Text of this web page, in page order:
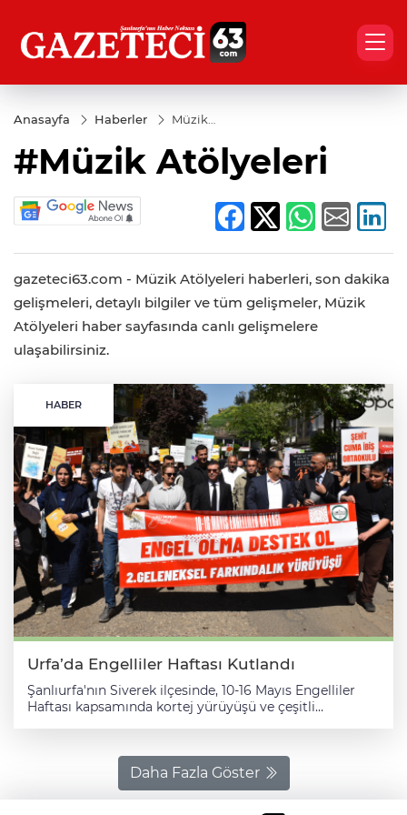
Anasayfa Haberler
Müzik
#Müzik Atölyeleri
gazeteci63.com - Müzik Atölyeleri haberleri, son dakika
gelişmeleri, detaylı bilgiler ve tüm gelişmeler, Müzik
Atölyeleri haber sayfasında canlı gelişmelere
ulaşabilirsiniz.
HABER
Urfa’da Engelliler Haftası Kutlandı
Şanlıurfa'nın Siverek ilçesinde, 10-16 Mayıs Engelliler
Haftası kapsamında kortej yürüyüşü ve çeşitli
edilen etkinlik kapsamında, engelli bireyler ve aileleri
Hürriyet Caddesi'ndeki Sulu Cami önünden Ofis Kültür
ve Yaşam Parkı'na kadar yürüdü. Program kapsamında
Daha Fazla Göster